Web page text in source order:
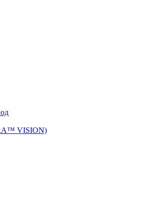
VISION)